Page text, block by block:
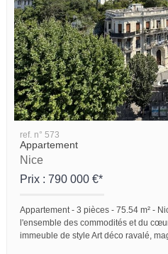
ref. n° 573
Appartement
Nice
Prix : 790 000 €*
Appartement -3 pièces -75.54 m² -
l'ensemble des commodités et du
immeuble de style Art déco ravalé,